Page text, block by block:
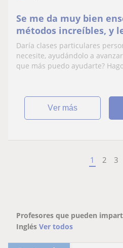
Se me da muy bien
métodos increíbles, y
alumnos desde los
bachillerato
Daría clases particulares
necesite, ayudándolo a
que más puedo ayudarte?
ver más
1 2 3
Profesores que pueden
Inglés Ver todos